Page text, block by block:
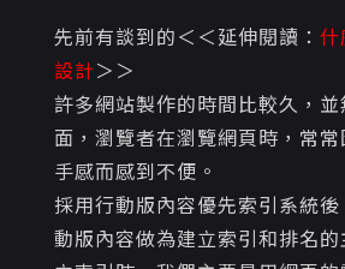
先前有談到的＜＜延伸閱讀： 什
設計＞＞
許多網站製作的時間比較久，
面，瀏覽者在瀏覽網頁時，常
手感而感到不便。
採用行動版內容優先索引系統
動版內容做為建立索引和排名